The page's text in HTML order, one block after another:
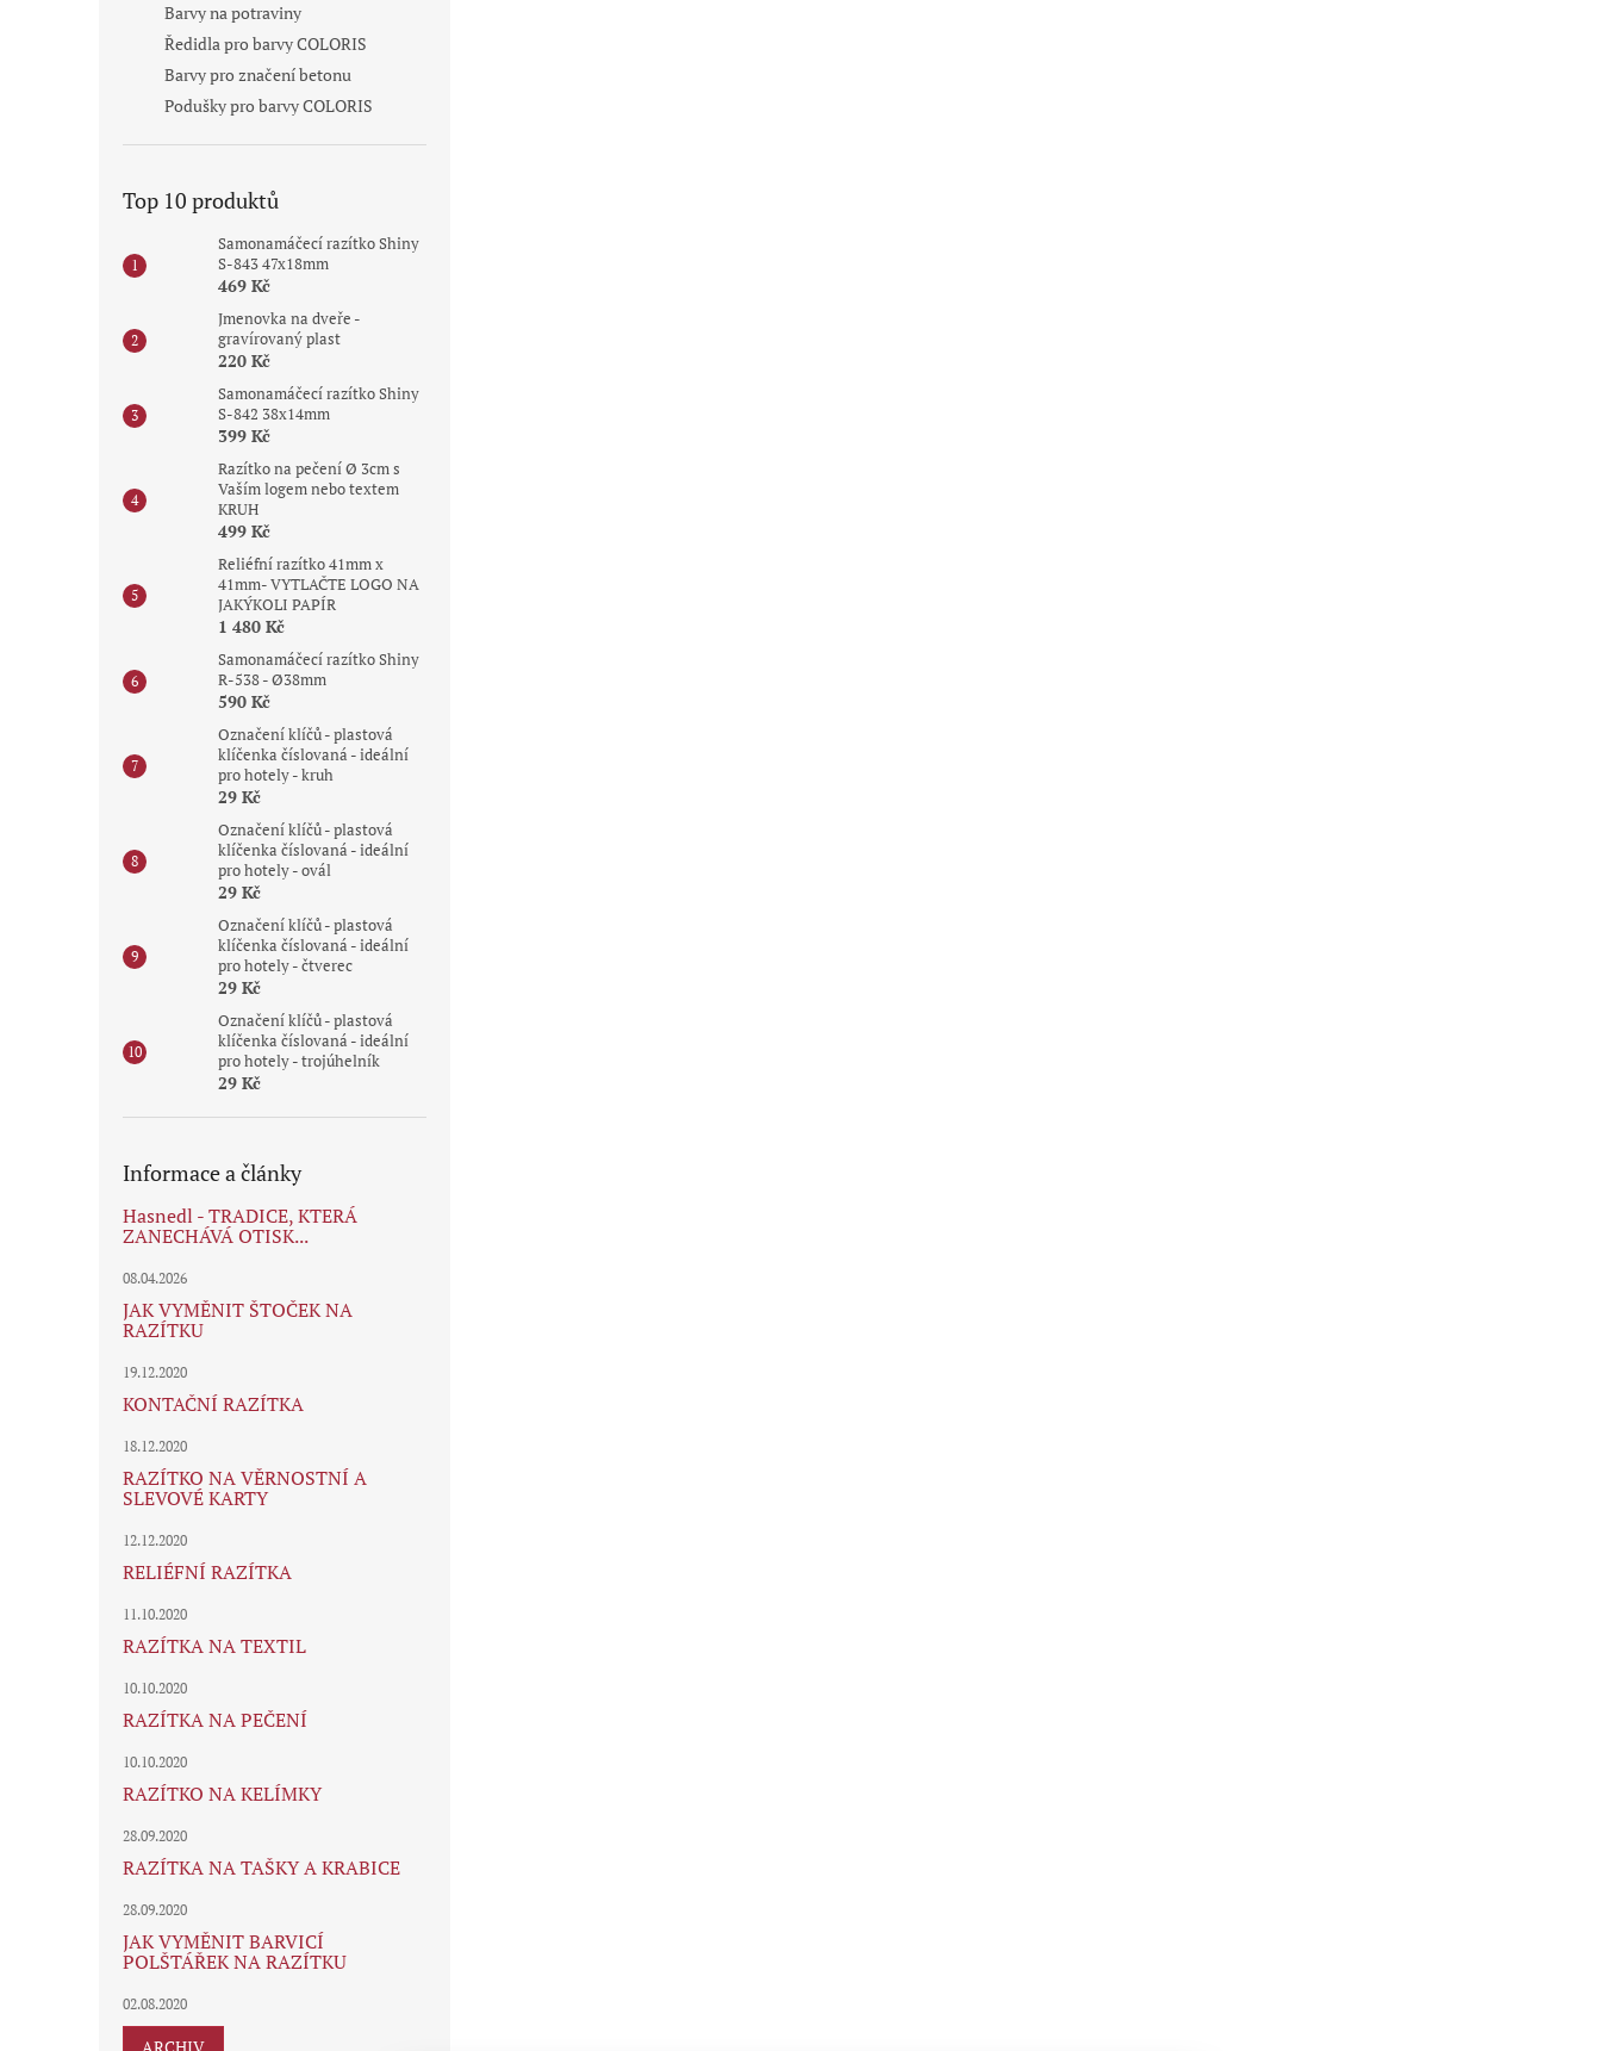
Barvy na potraviny
Ředidla pro barvy COLORIS
Barvy pro značení betonu
Podušky pro barvy COLORIS
Top 10 produktů
Samonamáčecí razítko Shiny
S-843 47x18mm
469 Kč
Jmenovka na dveře -
gravírovaný plast
220 Kč
Samonamáčecí razítko Shiny
S-842 38x14mm
399 Kč
Razítko na pečení Ø 3cm s
Vaším logem nebo textem
KRUH
499 Kč
Reliéfní razítko 41mm x
41mm- VYTLAČTE LOGO NA
JAKÝKOLI PAPÍR
1 480 Kč
Samonamáčecí razítko Shiny
R-538 - Ø38mm
590 Kč
Označení klíčů - plastová
klíčenka číslovaná - ideální
pro hotely - kruh
29 Kč
Označení klíčů - plastová
klíčenka číslovaná - ideální
pro hotely - ovál
29 Kč
Označení klíčů - plastová
klíčenka číslovaná - ideální
pro hotely - čtverec
29 Kč
Označení klíčů - plastová
klíčenka číslovaná - ideální
pro hotely - trojúhelník
29 Kč
Informace a články
Hasnedl - TRADICE, KTERÁ
ZANECHÁVÁ OTISK...
08.04.2026
JAK VYMĚNIT ŠTOČEK NA
RAZÍTKU
19.12.2020
KONTAČNÍ RAZÍTKA
18.12.2020
RAZÍTKO NA VĚRNOSTNÍ A
SLEVOVÉ KARTY
12.12.2020
RELIÉFNÍ RAZÍTKA
11.10.2020
RAZÍTKA NA TEXTIL
10.10.2020
RAZÍTKA NA PEČENÍ
10.10.2020
RAZÍTKO NA KELÍMKY
28.09.2020
RAZÍTKA NA TAŠKY A KRABICE
28.09.2020
JAK VYMĚNIT BARVICÍ
POLŠTÁŘEK NA RAZÍTKU
02.08.2020